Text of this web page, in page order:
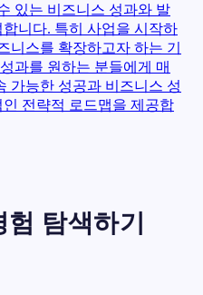
있는 비즈니스 성과와 발
니다. 특히 사업을 시작하
니스를 확장하고자 하는 기
과를 원하는 분들에게 매
가능한 성공과 비즈니스 성
전략적 로드맵을 제공합
탐색하기